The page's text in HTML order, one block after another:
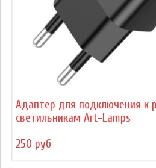
Адаптер для подключения к
светильникам Art-Lamps
250 руб